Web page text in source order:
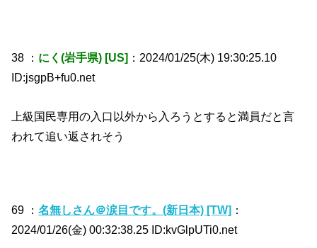
38 ： にく(岩手県) [US] ：2024/01/25(木) 19:30:25.10
ID:jsgpB+fu0.net
上級国民専用の入口以外から入ろうとすると満員だと言
われて追い返されそう
69 ：名無しさん＠涙目です。(新日本) [TW] ：
2024/01/26(金) 00:32:38.25 ID:kvGlpUTi0.net